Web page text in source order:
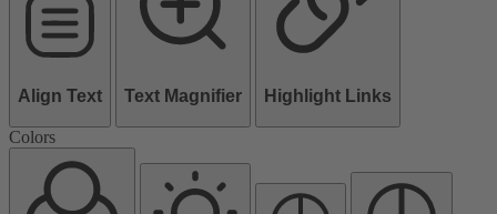
Align Text Text Magnifier Highlight Links
Colors